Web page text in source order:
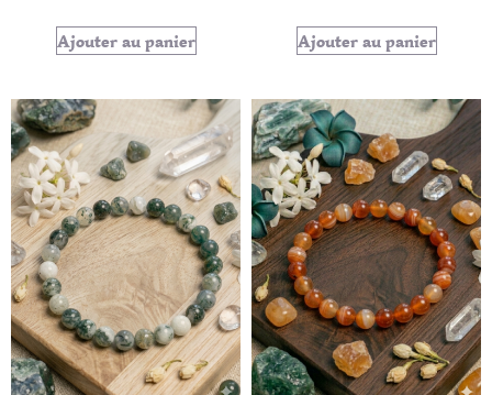
Ajouter au panier Ajouter au panier